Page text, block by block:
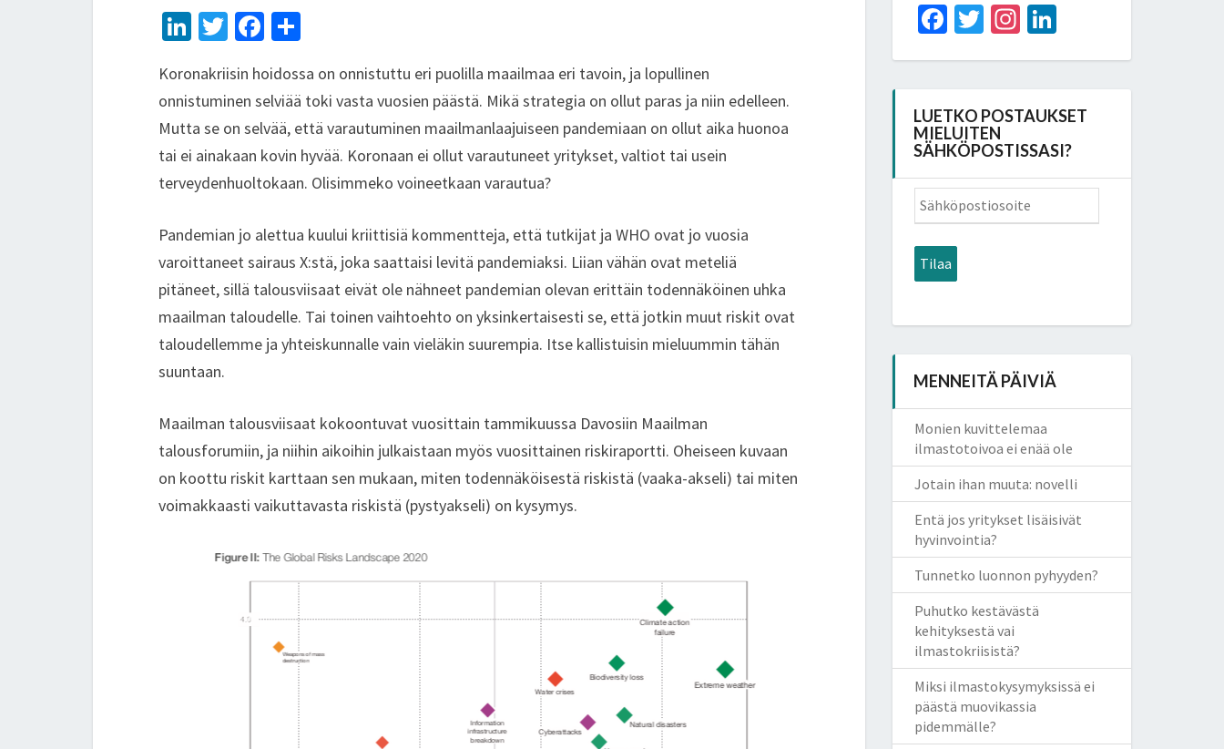
Li
ke
dI
n
T
tt
er
Fa
b
o
o
k
ar
e
Koronakriisin hoidossa on onnistuttu eri puolilla maailmaa eri tavoin, ja lopullinen
onnistuminen selviää toki vasta vuosien päästä. Mikä strategia on ollut paras ja niin edelleen.
Mutta se on selvää, että varautuminen maailmanlaajuiseen pandemiaan on ollut aika huonoa
tai ei ainakaan kovin hyvää. Koronaan ei ollut varautuneet yritykset, valtiot tai usein
terveydenhuoltokaan. Olisimmeko voineetkaan varautua?
Pandemian jo alettua kuului kriittisiä kommentteja, että tutkijat ja WHO ovat jo vuosia
varoittaneet sairaus X:stä, joka saattaisi levitä pandemiaksi. Liian vähän ovat meteliä
pitäneet, sillä talousviisaat eivät ole nähneet pandemian olevan erittäin todennäköinen uhka
maailman taloudelle. Tai toinen vaihtoehto on yksinkertaisesti se, että jotkin muut riskit ovat
taloudellemme ja yhteiskunnalle vain vieläkin suurempia. Itse kallistuisin mieluummin tähän
suuntaan.
Maailman talousviisaat kokoontuvat vuosittain tammikuussa Davosiin Maailman
talousforumiin, ja niihin aikoihin julkaistaan myös vuosittainen riskiraportti. Oheiseen kuvaan
on koottu riskit karttaan sen mukaan, miten todennäköisestä riskistä (vaaka-akseli) tai miten
voimakkaasti vaikuttavasta riskistä (pystyakseli) on kysymys.
Facebook
TwitterInstagram
LinkedIn
LUETKO POSTAUKSET
MIELUITEN
SÄHKÖPOSTISSASI?
Sähköpostiosoite
Tilaa
MENNEITÄ PÄIVIÄ
Monien kuvittelemaa
ilmastotoivoa ei enää ole
Jotain ihan muuta: novelli
Entä jos yritykset lisäisivät
hyvinvointia?
Tunnetko luonnon pyhyyden?
Puhutko kestävästä
kehityksestä vai
ilmastokriisistä?
Miksi ilmastokysymyksissä ei
päästä muovikassia
pidemmälle?